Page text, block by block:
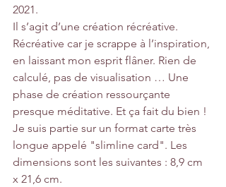
2021.
Il s’agit d’une création récréative.
Récréative car je scrappe à l’inspiration,
en laissant mon esprit flâner. Rien de
calculé, pas de visualisation … Une
phase de création ressourçante
presque méditative. Et ça fait du bien !
Je suis partie sur un format carte très
longue appelé "slimline card". Les
dimensions sont les suivantes : 8,9 cm
x 21,6 cm.